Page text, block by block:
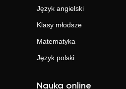
Język angielski
Klasy młodsze
Matematyka
Język polski
Nauka online